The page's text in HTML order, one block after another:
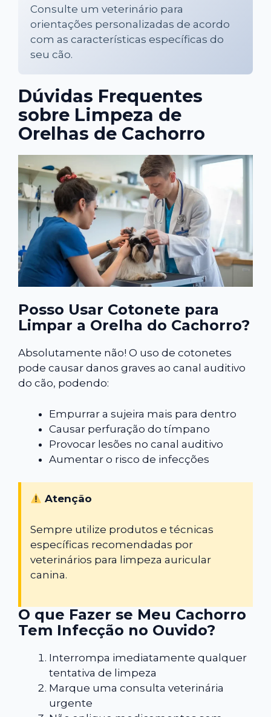
Consulte um veterinário para
orientações personalizadas de acordo
com as características específicas do
seu cão.
Dúvidas Frequentes
sobre Limpeza de
Orelhas de Cachorro
Posso Usar Cotonete para
Limpar a Orelha do Cachorro?
Absolutamente não! O uso de cotonetes
pode causar danos graves ao canal auditivo
do cão, podendo:
Empurrar a sujeira mais para dentro
Causar perfuração do tímpano
Provocar lesões no canal auditivo
Aumentar o risco de infecções
Atenção
Sempre utilize produtos e técnicas
específicas recomendadas por
veterinários para limpeza auricular
canina.
O que Fazer se Meu Cachorro
Tem Infecção no Ouvido?
Interrompa imediatamente qualquer
tentativa de limpeza
Marque uma consulta veterinária
urgente